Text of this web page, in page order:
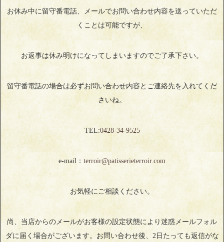
お休み中に留守番電話、メールでお問い合わせ内容を送っていただ
くことは可能ですが、
お返事は休み明けになってしまいますのでご了承下さい。
留守番電話の場合は必ずお問い合わせ内容とご連絡先を入れてくだ
さいね。
TEL:0428‐34‐9525
e-mail： terroir@patisserieterroir.com
お気軽にご相談ください。
尚、当店からのメールがお客様の設定状態により迷惑メールフォル
ダに届く場合がございます。お問い合わせ後、2日たっても返信がな